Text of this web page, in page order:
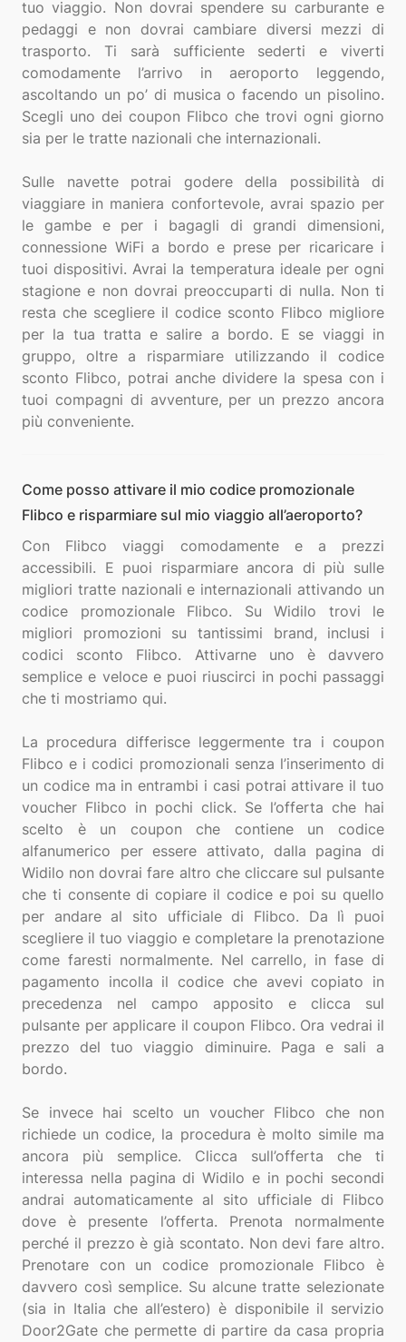
tuo viaggio. Non dovrai spendere su carburante e
pedaggi e non dovrai cambiare diversi mezzi di
trasporto. Ti sarà sufficiente sederti e viverti
comodamente l’arrivo in aeroporto leggendo,
ascoltando un po’ di musica o facendo un pisolino.
Scegli uno dei coupon Flibco che trovi ogni giorno
sia per le tratte nazionali che internazionali.
Sulle navette potrai godere della possibilità di
viaggiare in maniera confortevole, avrai spazio per
le gambe e per i bagagli di grandi dimensioni,
connessione WiFi a bordo e prese per ricaricare i
tuoi dispositivi. Avrai la temperatura ideale per ogni
stagione e non dovrai preoccuparti di nulla. Non ti
resta che scegliere il codice sconto Flibco migliore
per la tua tratta e salire a bordo. E se viaggi in
gruppo, oltre a risparmiare utilizzando il codice
sconto Flibco, potrai anche dividere la spesa con i
tuoi compagni di avventure, per un prezzo ancora
Come posso attivare il mio codice promozionale
Flibco e risparmiare sul mio viaggio all’aeroporto?
Con Flibco viaggi comodamente e a prezzi
accessibili. E puoi risparmiare ancora di più sulle
migliori tratte nazionali e internazionali attivando un
codice promozionale Flibco. Su Widilo trovi le
migliori promozioni su tantissimi brand, inclusi i
codici sconto Flibco. Attivarne uno è davvero
semplice e veloce e puoi riuscirci in pochi passaggi
che ti mostriamo qui.
La procedura differisce leggermente tra i coupon
Flibco e i codici promozionali senza l’inserimento di
un codice ma in entrambi i casi potrai attivare il tuo
voucher Flibco in pochi click. Se l’offerta che hai
scelto è un coupon che contiene un codice
alfanumerico per essere attivato, dalla pagina di
Widilo non dovrai fare altro che cliccare sul pulsante
che ti consente di copiare il codice e poi su quello
per andare al sito ufficiale di Flibco. Da lì puoi
scegliere il tuo viaggio e completare la prenotazione
come faresti normalmente. Nel carrello, in fase di
pagamento incolla il codice che avevi copiato in
precedenza nel campo apposito e clicca sul
pulsante per applicare il coupon Flibco. Ora vedrai il
prezzo del tuo viaggio diminuire. Paga e sali a
bordo.
Se invece hai scelto un voucher Flibco che non
richiede un codice, la procedura è molto simile ma
ancora più semplice. Clicca sull’offerta che ti
interessa nella pagina di Widilo e in pochi secondi
andrai automaticamente al sito ufficiale di Flibco
dove è presente l’offerta. Prenota normalmente
perché il prezzo è già scontato. Non devi fare altro.
Prenotare con un codice promozionale Flibco è
davvero così semplice. Su alcune tratte selezionate
(sia in Italia che all’estero) è disponibile il servizio
Door2Gate che permette di partire da casa propria